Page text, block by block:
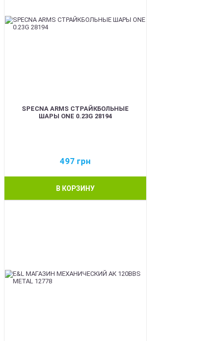
SPECNA ARMS СТРАЙКБОЛЬНЫЕ
ШАРЫ ONE 0.23G 28194
497 грн
В КОРЗИНУ